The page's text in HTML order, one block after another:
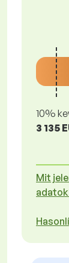
10%
3 135
Mit